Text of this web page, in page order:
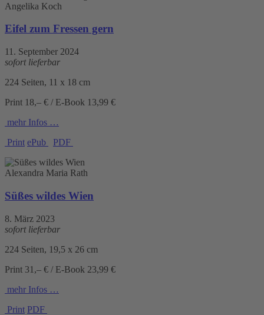
Angelika Koch
Eifel zum Fressen gern
11. September 2024
sofort lieferbar
224 Seiten, 11 x 18 cm
Print 18,– € / E-Book 13,99 €
mehr Infos …
Print ePub PDF
Alexandra Maria Rath
Süßes wildes Wien
8. März 2023
sofort lieferbar
224 Seiten, 19,5 x 26 cm
Print 31,– € / E-Book 23,99 €
mehr Infos …
Print PDF